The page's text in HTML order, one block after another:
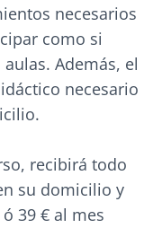
necesarios
como si
Además, el
necesario
recibirá todo
su domicilio y
39 € al mes